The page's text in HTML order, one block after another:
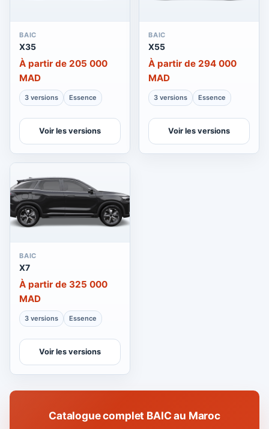
BAIC
X35
À partir de 205 000
MAD
3 versions Essence
Voir les versions
BAIC
X55
À partir de 294 000
MAD
3 versions Essence
Voir les versions
BAIC
X7
À partir de 325 000
MAD
3 versions Essence
Voir les versions
Catalogue complet BAIC au Maroc